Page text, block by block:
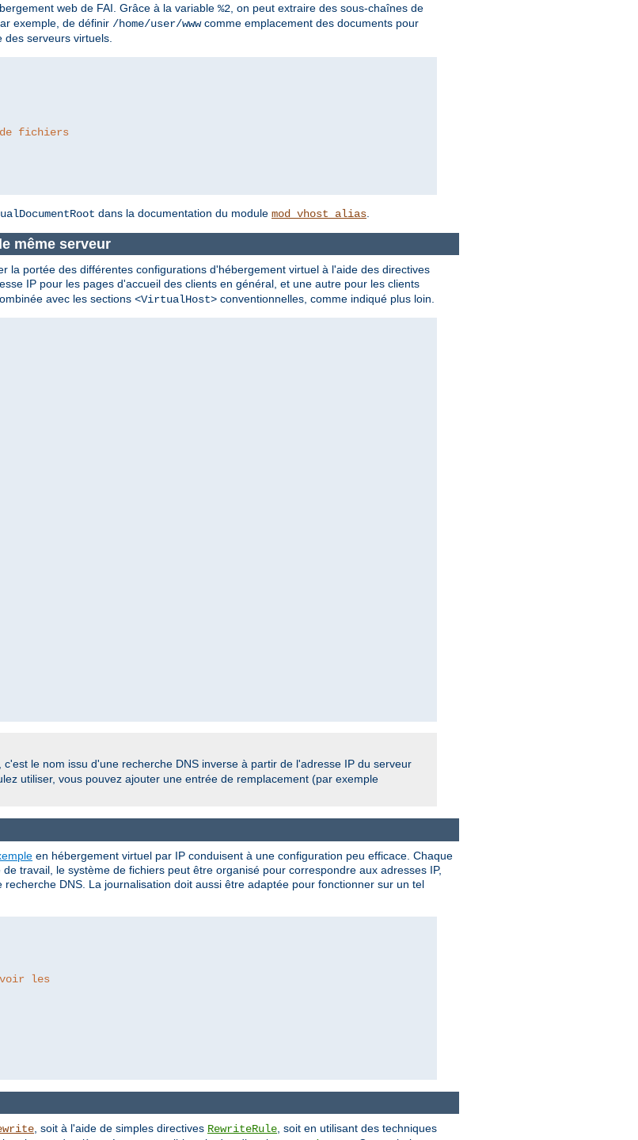
web de FAI. Grâce à la variable %2 , on peut extraire des sous-chaînes de
exemple, de définir /home/user/wwwcomme emplacement des documents pour
serveurs virtuels.
de fichiers
dans la documentation du module mod_vhost_alias
même serveur
la portée des différentes configurations d'hébergement virtuel à l'aide des directives
IP pour les pages d'accueil des clients en général, et une autre pour les clients
avec les sections <VirtualHost> conventionnelles, comme indiqué plus loin.
, c'est le nom issu d'une recherche DNS inverse à partir de l'adresse IP du serveur
utiliser, vous pouvez ajouter une entrée de remplacement (par exemple
en hébergement virtuel par IP conduisent à une configuration peu efficace. Chaque
travail, le système de fichiers peut être organisé pour correspondre aux adresses IP,
DNS. La journalisation doit aussi être adaptée pour fonctionner sur un tel
les
, soit à l'aide de simples directives RewriteRule , soit en utilisant des techniques